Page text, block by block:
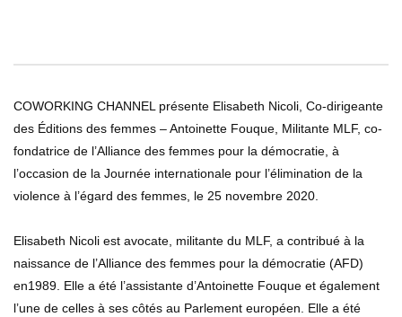
COWORKING CHANNEL présente Zahour El Galta,
Psychologue.
140.8K
16.4K
Coworking Channel vous présente KIKKA, Auteure et
Conférencière – 25 novembre – Journée de lutte
contre les violences faites aux femmes
COWORKING CHANNEL présente Elisabeth Nicoli, Co-dirigeante
des Éditions des femmes – Antoinette Fouque, Militante MLF, co-
fondatrice de l’Alliance des femmes pour la démocratie, à
l’occasion de la Journée internationale pour l’élimination de la
violence à l’égard des femmes, le 25 novembre 2020.
Elisabeth Nicoli est avocate, militante du MLF, a contribué à la
naissance de l’Alliance des femmes pour la démocratie (AFD)
en1989. Elle a été l’assistante d’Antoinette Fouque et également
l’une de celles à ses côtés au Parlement européen. Elle a été